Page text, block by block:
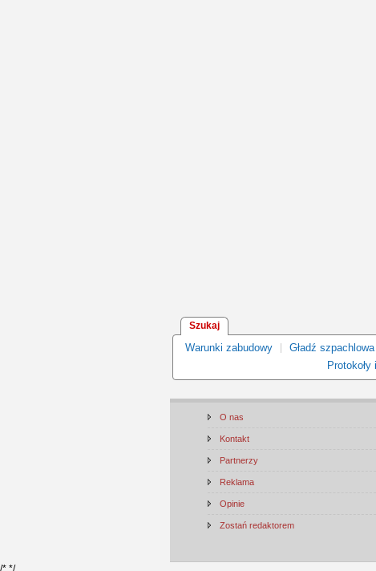
Szukaj
Warunki zabudowy Gładź szpachlowa
O nas
Kontakt
Partnerzy
Reklama
Opinie
Zostań redaktorem
/* */